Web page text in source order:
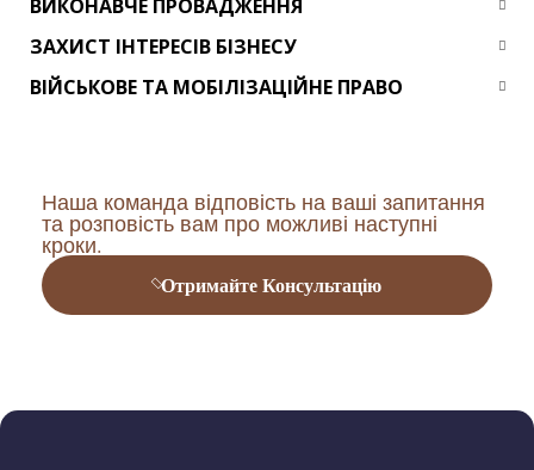
ВИКОНАВЧЕ ПРОВАДЖЕННЯ
ЗАХИСТ ІНТЕРЕСІВ БІЗНЕСУ
ВІЙСЬКОВЕ ТА МОБІЛІЗАЦІЙНЕ ПРАВО
Наша команда відповість на ваші запитання
та розповість вам про можливі наступні
кроки.
Отримайте Консультацію